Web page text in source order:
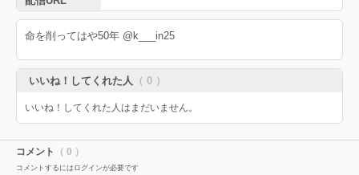
命を削ってはや50年 @k___in25
いいね！してくれた人 （ 0 ）
いいね！してくれた人はまだいません。
コメント （ 0 ）
コメントするにはログインが必要です